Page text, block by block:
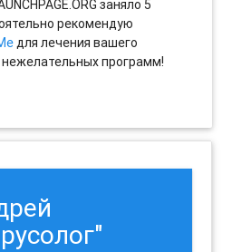
заняло 5
рекомендую
для лечения вашего
программ!